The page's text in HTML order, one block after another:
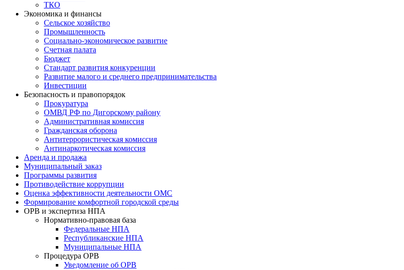
ТКО
Экономика и финансы
Сельское хозяйство
Промышленность
Социально-экономическое развитие
Счетная палата
Бюджет
Стандарт развития конкуренции
Развитие малого и среднего предпринимательства
Инвестиции
Безопасность и правопорядок
Прокуратура
ОМВД РФ по Дигорскому району
Административная комиссия
Гражданская оборона
Антитеррористическая комиссия
Антинаркотическая комиссия
Аренда и продажа
Муниципальный заказ
Программы развития
Противодействие коррупции
Оценка эффективности деятельности ОМС
Формирование комфортной городской среды
ОРВ и экспертиза НПА
Нормативно-правовая база
Федеральные НПА
Республиканские НПА
Муниципальные НПА
Процедура ОРВ
Уведомление об ОРВ